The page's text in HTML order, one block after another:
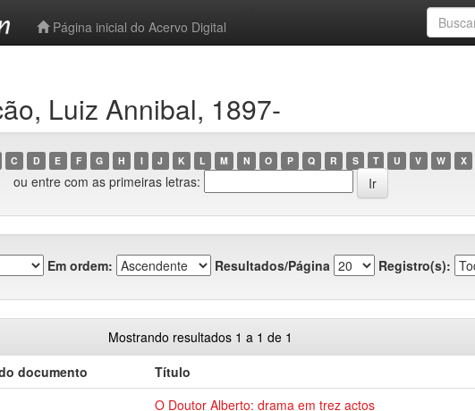
Página inicial do Acervo Digital
Luiz Annibal, 1897-
C D E F G H I J K L M N O P Q R S T U V W X
ou entre com as primeiras letras:
Em ordem: Resultados/Página Registro(s):
Mostrando resultados 1 a 1 de 1
documento
Título
O Doutor Alberto: drama em trez actos